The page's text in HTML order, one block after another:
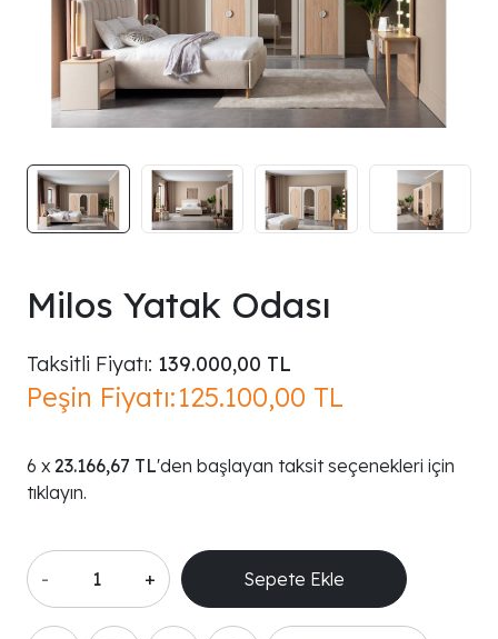
Milos Yatak Odası
Taksitli Fiyatı: 139.000,00 TL
Peşin Fiyatı:125.100,00 TL
23.166,67 TL'den başlayan taksit seçenekleri için
tıklayın.
- +